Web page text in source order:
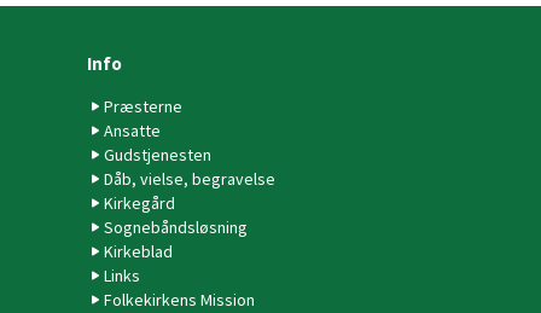
Info
Præsterne
Ansatte
Gudstjenesten
Dåb, vielse, begravelse
Kirkegård
Sognebåndsløsning
Kirkeblad
Links
Folkekirkens Mission